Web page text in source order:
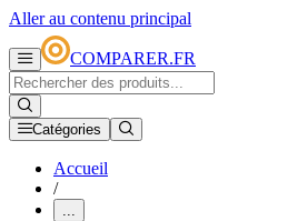
Aller au contenu principal
COMPARER.FR
Catégories
Accueil
/
...